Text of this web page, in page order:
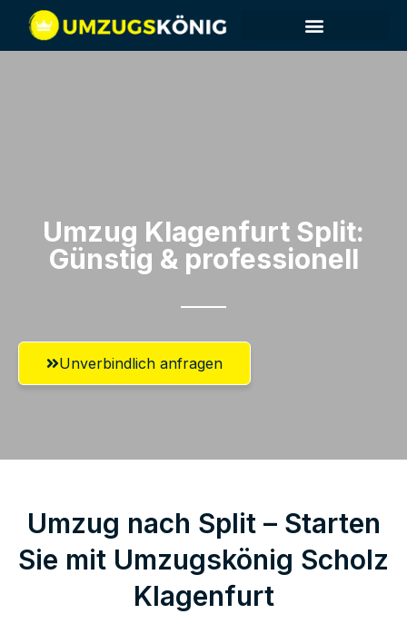
Umzug Klagenfurt​ Split:
Günstig & professionell​
Unverbindlich anfragen
Umzug nach Split – Starten
Sie mit Umzugskönig Scholz
Klagenfurt